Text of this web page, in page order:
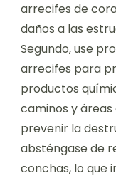
arrecifes de
daños a las
Segundo, use
arrecifes para
productos
caminos y
prevenir la
absténgase de
conchas, lo que